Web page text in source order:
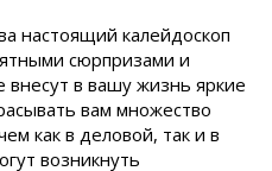
настоящий калейдоскоп
сюрпризами и
в вашу жизнь яркие
вам множество
как в деловой, так и в
возникнуть